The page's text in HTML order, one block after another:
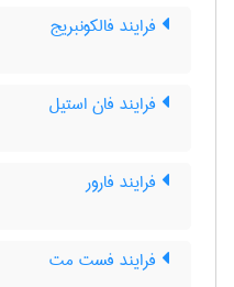
فرایند فالکونبریج
فرایند فان استیل
فرایند فارور
فرایند فست مت